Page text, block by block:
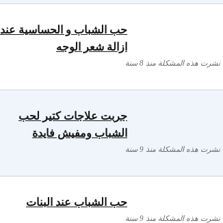
حب الشباب و الحساسية عند
ازالة شعر الوجه
نشرت هذه المشكلة منذ 8 سنة
جربت علاجات كتير لحب
الشباب ومفيش فايدة
نشرت هذه المشكلة منذ 9 سنة
حب الشباب عند البنات
نشرت هذه المشكلة منذ 9 سنة